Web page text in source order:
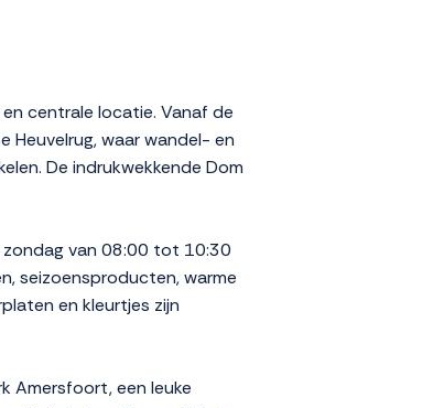
centrale locatie. Vanaf de
Heuvelrug, waar wandel- en
De indrukwekkende Dom
van 08:00 tot 10:30
seizoensproducten, warme
en kleurtjes zijn
Amersfoort, een leuke